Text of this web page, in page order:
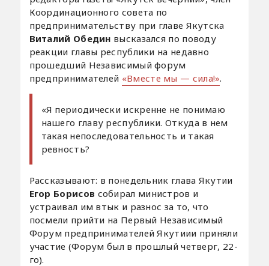
Координационного совета по
предпринимательству при главе Якутска
Виталий Обедин высказался по поводу
реакции главы республики на недавно
прошедший Независимый форум
предпринимателей «Вместе мы — сила!».
«Я периодически искренне не понимаю
нашего главу республики. Откуда в нем
такая непоследовательность и такая
ревность?
Рассказывают: в понедельник глава Якутии
Егор Борисов собирал министров и
устраивал им втык и разнос за то, что
посмели прийти на Первый Независимый
Форум предпринимателей Якутиии приняли
участие (Форум был в прошлый четверг, 22-
го).